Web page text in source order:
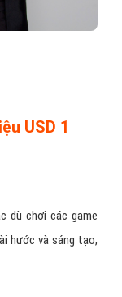
USD 1
dù chơi các game
hước và sáng tạo,